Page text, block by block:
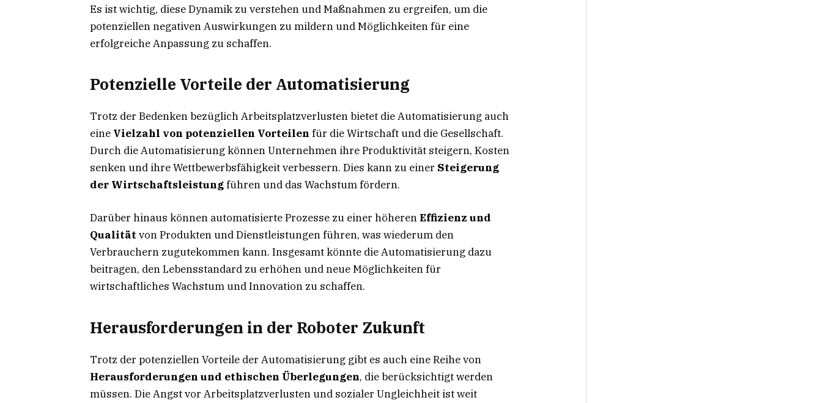
Es ist wichtig, diese Dynamik zu verstehen und Maßnahmen zu ergreifen, um die
potenziellen negativen Auswirkungen zu mildern und Möglichkeiten für eine
erfolgreiche Anpassung zu schaffen.
Potenzielle Vorteile der Automatisierung
Trotz der Bedenken bezüglich Arbeitsplatzverlusten bietet die Automatisierung auch
eine Vielzahl von potenziellen Vorteilen für die Wirtschaft und die Gesellschaft.
Durch die Automatisierung können Unternehmen ihre Produktivität steigern, Kosten
senken und ihre Wettbewerbsfähigkeit verbessern. Dies kann zu einer Steigerung
der Wirtschaftsleistungführen und das Wachstum fördern.
Darüber hinaus können automatisierte Prozesse zu einer höherenEffizienz und
Qualität von Produkten und Dienstleistungen führen, was wiederum den
Verbrauchern zugutekommen kann. Insgesamt könnte die Automatisierung dazu
beitragen, den Lebensstandard zu erhöhen und neue Möglichkeiten für
wirtschaftliches Wachstum und Innovation zu schaffen.
Herausforderungen in der Roboter Zukunft
Trotz der potenziellen Vorteile der Automatisierung gibt es auch eine Reihe von
Herausforderungen und ethischen Überlegungen, die berücksichtigt werden
müssen. Die Angst vor Arbeitsplatzverlusten und sozialer Ungleichheit ist weit